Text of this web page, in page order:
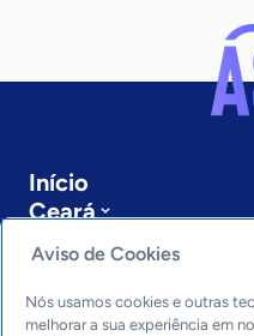
Início
Ceará
Sobre a ASN
Últimas notícias
Entre em contato
Editorias
Aviso de Cookies
Nós usamos cookies e outras
melhorar a sua experiência em